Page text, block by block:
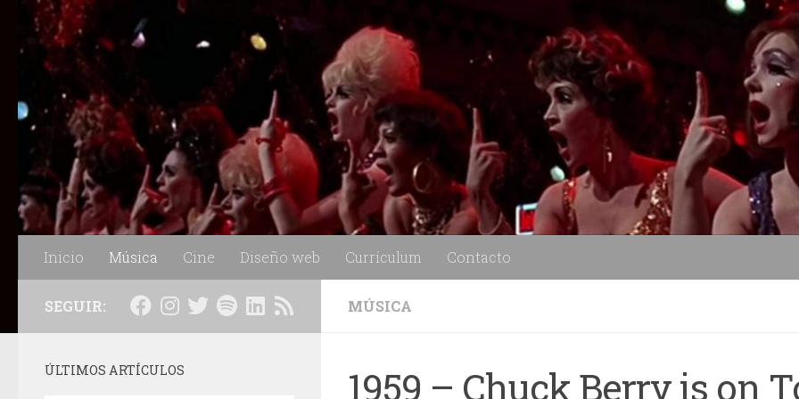
Saltar al contenido
Inicio Música Cine Diseño web Currículum Contacto
MÚSICA
1959 – Chuck Berry is on
SEGUIR:
ÚLTIMOS ARTÍCULOS